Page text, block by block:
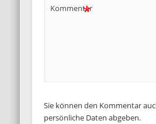
Kommentar
*
Sie können den Kommentar
persönliche Daten abgeben.